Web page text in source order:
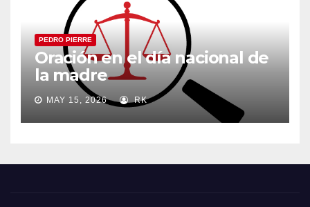
PEDRO PIERRE
Oración en el día nacional de
la madre
MAY 15, 2026 RK